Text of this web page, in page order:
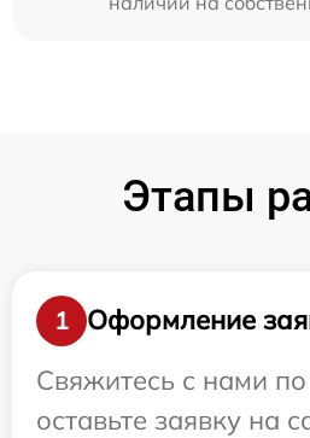
Этапы
1
Оформление
Свяжитесь с нами
оставьте заявку на